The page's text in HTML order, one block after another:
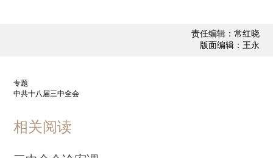
责任编辑：常红晓
版面编辑：王永
专题
中共十八届三中全会
相关阅读